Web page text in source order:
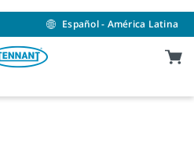
Español - América Latina